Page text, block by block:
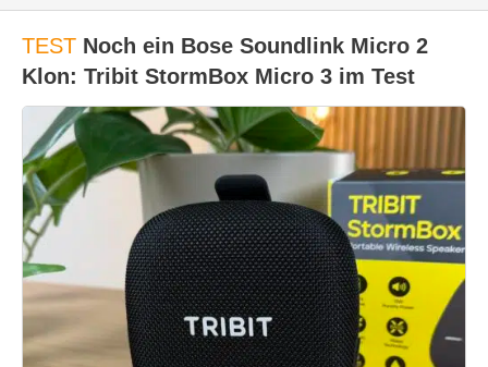
TEST Noch ein Bose Soundlink Micro 2
Klon: Tribit StormBox Micro 3 im Test